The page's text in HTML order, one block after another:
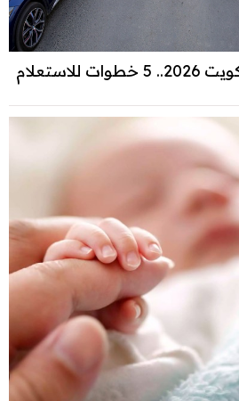
مخالفات المرور في الكويت 2026.. 5 خطوات للاستعلام